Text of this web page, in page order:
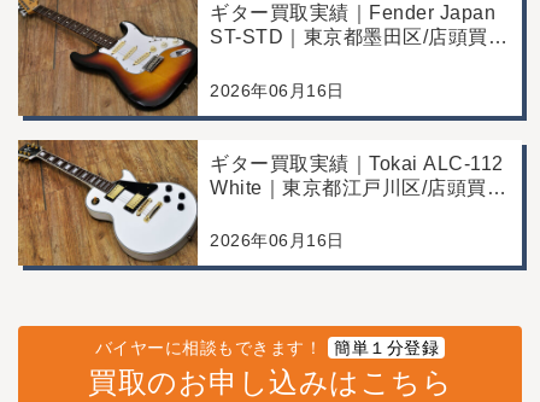
ギター買取実績｜Fender Japan
ST-STD｜東京都墨田区/店頭買
2026年06月16日
ギター買取実績｜Tokai ALC-112
White｜東京都江戸川区/店頭買
2026年06月16日
バイヤーに相談もできます！ 簡単１分登録
買取のお申し込みはこちら